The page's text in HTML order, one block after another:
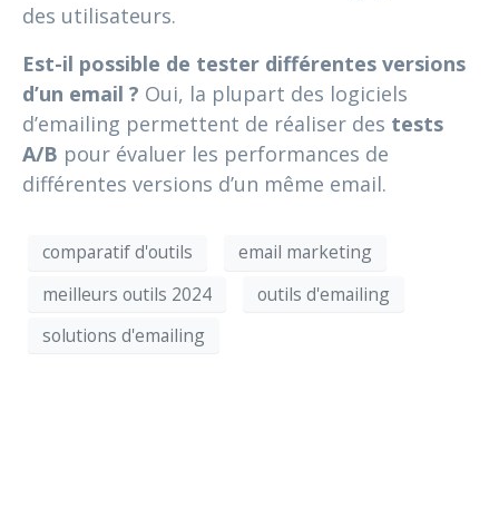
des utilisateurs.
Est-il possible de tester différentes versions
d’un email ? Oui, la plupart des logiciels
d’emailing permettent de réaliser des tests
A/B pour évaluer les performances de
différentes versions d’un même email.
comparatif d'outils
email marketing
meilleurs outils 2024
outils d'emailing
solutions d'emailing